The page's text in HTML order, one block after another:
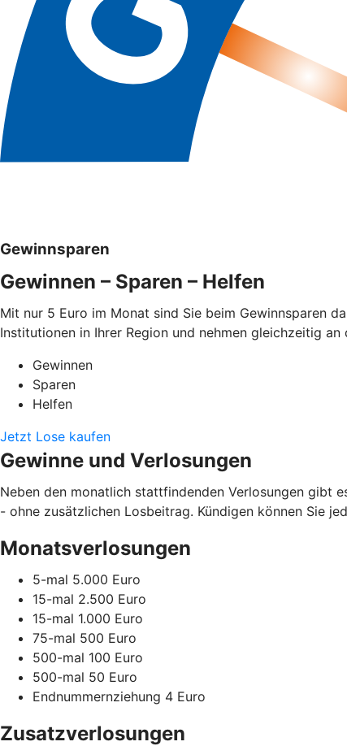
Gewinnsparen
Gewinnen – Sparen – Helfen
Mit nur 5 Euro im Monat sind Sie beim Gewinnsparen
Institutionen in Ihrer Region und nehmen gleichzeitig
Gewinnen
Sparen
Helfen
Jetzt Lose kaufen
Gewinne und Verlosungen
Neben den monatlich stattfindenden Verlosungen gibt
- ohne zusätzlichen Losbeitrag. Kündigen können Sie
Monatsverlosungen
5-mal 5.000 Euro
15-mal 2.500 Euro
15-mal 1.000 Euro
75-mal 500 Euro
500-mal 100 Euro
500-mal 50 Euro
Endnummernziehung 4 Euro
Zusatzverlosungen